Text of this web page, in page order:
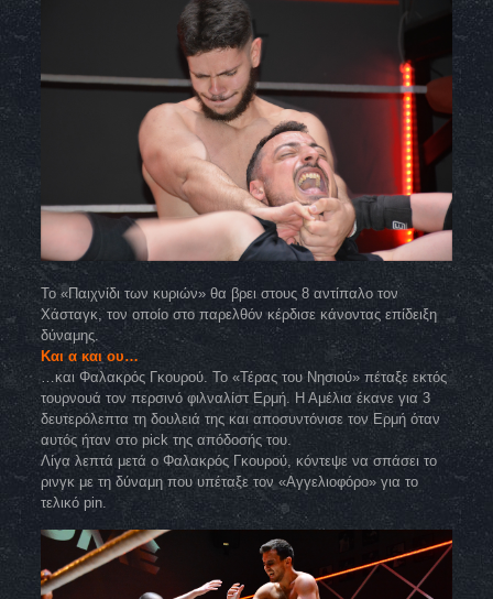
To «Παιχνίδι των κυριών» θα βρει στους 8 αντίπαλο τον
Χάσταγκ, τον οποίο στο παρελθόν κέρδισε κάνοντας επίδειξη
δύναμης.
Και α και ου…
…και Φαλακρός Γκουρού. Το «Τέρας του Νησιού» πέταξε εκτός
τουρνουά τον περσινό φιλναλίστ Ερμή. Η Αμέλια έκανε για 3
δευτερόλεπτα τη δουλειά της και αποσυντόνισε τον Ερμή όταν
αυτός ήταν στο pick της απόδοσής του.
Λίγα λεπτά μετά ο Φαλακρός Γκουρού, κόντεψε να σπάσει το
ρινγκ με τη δύναμη που υπέταξε τον «Αγγελιοφόρο» για το
τελικό pin.